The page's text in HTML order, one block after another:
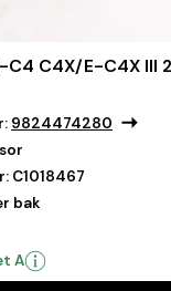
C4X/E-C4X III
9824474280
C1018467
bak
A